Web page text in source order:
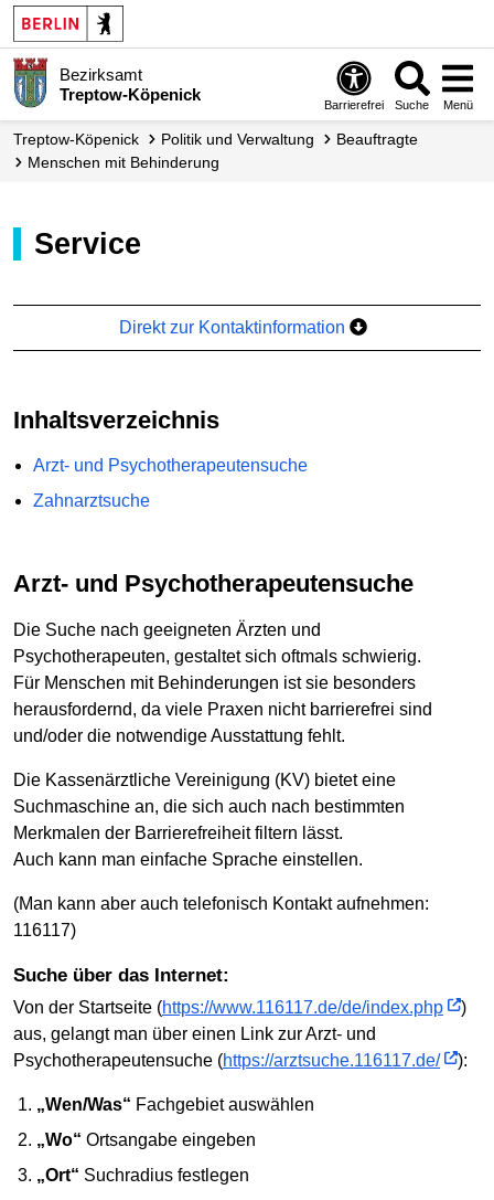
Bezirksamt
Treptow-Köpenick
Barrierefrei Suche Menü
Treptow-Köpenick Politik und Verwaltung
Beauftragte
Menschen mit Behinderung
Service
Direkt zur Kontaktinformation
Inhaltsverzeichnis
Arzt- und Psychotherapeutensuche
Zahnarztsuche
Arzt- und Psychotherapeutensuche
Die Suche nach geeigneten Ärzten und
Psychotherapeuten, gestaltet sich oftmals schwierig.
Für Menschen mit Behinderungen ist sie besonders
herausfordernd, da viele Praxen nicht barrierefrei sind
und/oder die notwendige Ausstattung fehlt.
Die Kassenärztliche Vereinigung (KV) bietet eine
Suchmaschine an, die sich auch nach bestimmten
Merkmalen der Barrierefreiheit filtern lässt.
Auch kann man einfache Sprache einstellen.
(Man kann aber auch telefonisch Kontakt aufnehmen:
116117)
Suche über das Internet:
Von der Startseite (https://www.116117.de/de/index.php
)
aus, gelangt man über einen Link zur Arzt- und
Psychotherapeutensuche (https://arztsuche.116117.de/ ):
„Wen/Was“ Fachgebiet auswählen
„Wo“ Ortsangabe eingeben
„Ort“ Suchradius festlegen